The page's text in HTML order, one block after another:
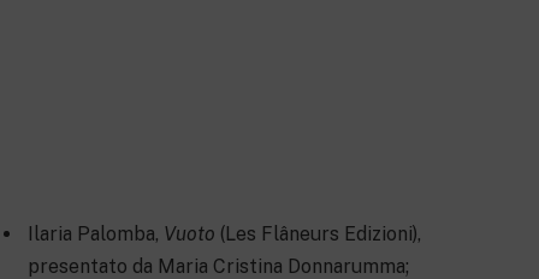
Ilaria Palomba, Vuoto (Les Flâneurs Edizioni),
presentato da Maria Cristina Donnarumma;